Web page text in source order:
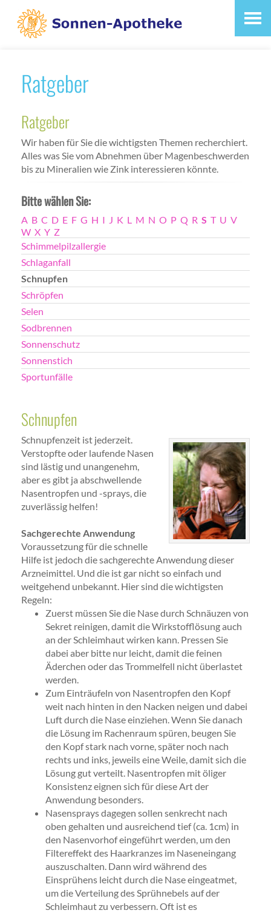
Ratgeber
Ratgeber
Wir haben für Sie die wichtigsten Themen recherchiert.
Alles was Sie vom Abnehmen über Magenbeschwerden
bis zu Mineralien wie Zink interessieren könnte.
Bitte wählen Sie:
A B C D E F G H I J K L M N O P Q R S T U V
W X Y Z
Schimmelpilzallergie
Schlaganfall
Schnupfen
Schröpfen
Selen
Sodbrennen
Sonnenschutz
Sonnenstich
Sportunfälle
Schnupfen
Schnupfenzeit ist jederzeit.
Verstopfte oder laufende Nasen
sind lästig und unangenehm,
aber es gibt ja abschwellende
Nasentropfen und -sprays, die
zuverlässig helfen!
Sachgerechte Anwendung
Voraussetzung für die schnelle
Hilfe ist jedoch die sachgerechte Anwendung dieser
Arzneimittel. Und die ist gar nicht so einfach und
weitgehend unbekannt. Hier sind die wichtigsten
Regeln:
Zuerst müssen Sie die Nase durch Schnäuzen von
Sekret reinigen, damit die Wirkstofflösung auch
an der Schleimhaut wirken kann. Pressen Sie
dabei aber bitte nur leicht, damit die feinen
Äderchen oder das Trommelfell nicht überlastet
werden.
Zum Einträufeln von Nasentropfen den Kopf
weit nach hinten in den Nacken neigen und dabei
Luft durch die Nase einziehen. Wenn Sie danach
die Lösung im Rachenraum spüren, beugen Sie
den Kopf stark nach vorne, später noch nach
rechts und inks, jeweils eine Weile, damit sich die
Lösung gut verteilt. Nasentropfen mit öliger
Konsistenz eignen sich für diese Art der
Anwendung besonders.
Nasensprays dagegen sollen senkrecht nach
oben gehalten und ausreichend tief (ca. 1cm) in
den Nasenvorhof eingeführt werden, um den
Filtereffekt des Haarkranzes im Naseneingang
auszuschalten. Dann wird während des
Einsprühens leicht durch die Nase eingeatmet,
um die Verteilung des Sprühnebels auf der
Schleimhaut zu verbessern. Oft ist es